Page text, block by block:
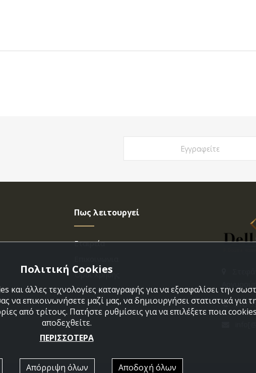
Πως λειτουργεί
Εταιρεία
Όροι Χρήσης
Πολιτική Cookies
210
Πολιτική Cookies
και άλλες τεχνολογίες καταγραφής για να εξασφαλίσει την
να επικοινωνήσετε μαζί μας, να δημιουργήσει στατιστικά για
από τρίτους. Πατήστε ρυθμίσεις για να επιλέξετε ποια
αποδεχθείτε.
ΠΕΡΙΣΣΟΤΕΡΑ
Απόρριψη όλων Αποδοχή όλων